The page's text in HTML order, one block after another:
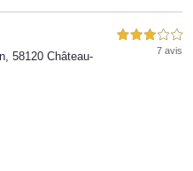
58120 Château-
3,0 étoiles sur 5
7 avis